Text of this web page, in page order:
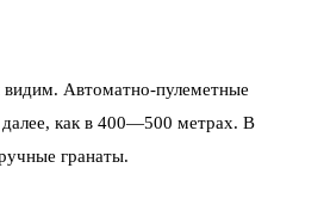
Автоматно-пулеметные
как в 400—500 метрах. В
гранаты.